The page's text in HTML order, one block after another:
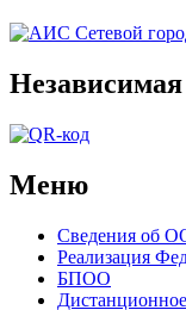
Независимая
Меню
Сведения об
Реализация
БПОО